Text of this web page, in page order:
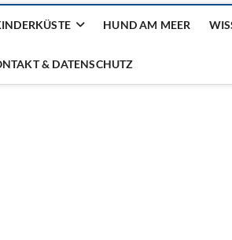
HUND AM MEER
& DATENSCHUTZ